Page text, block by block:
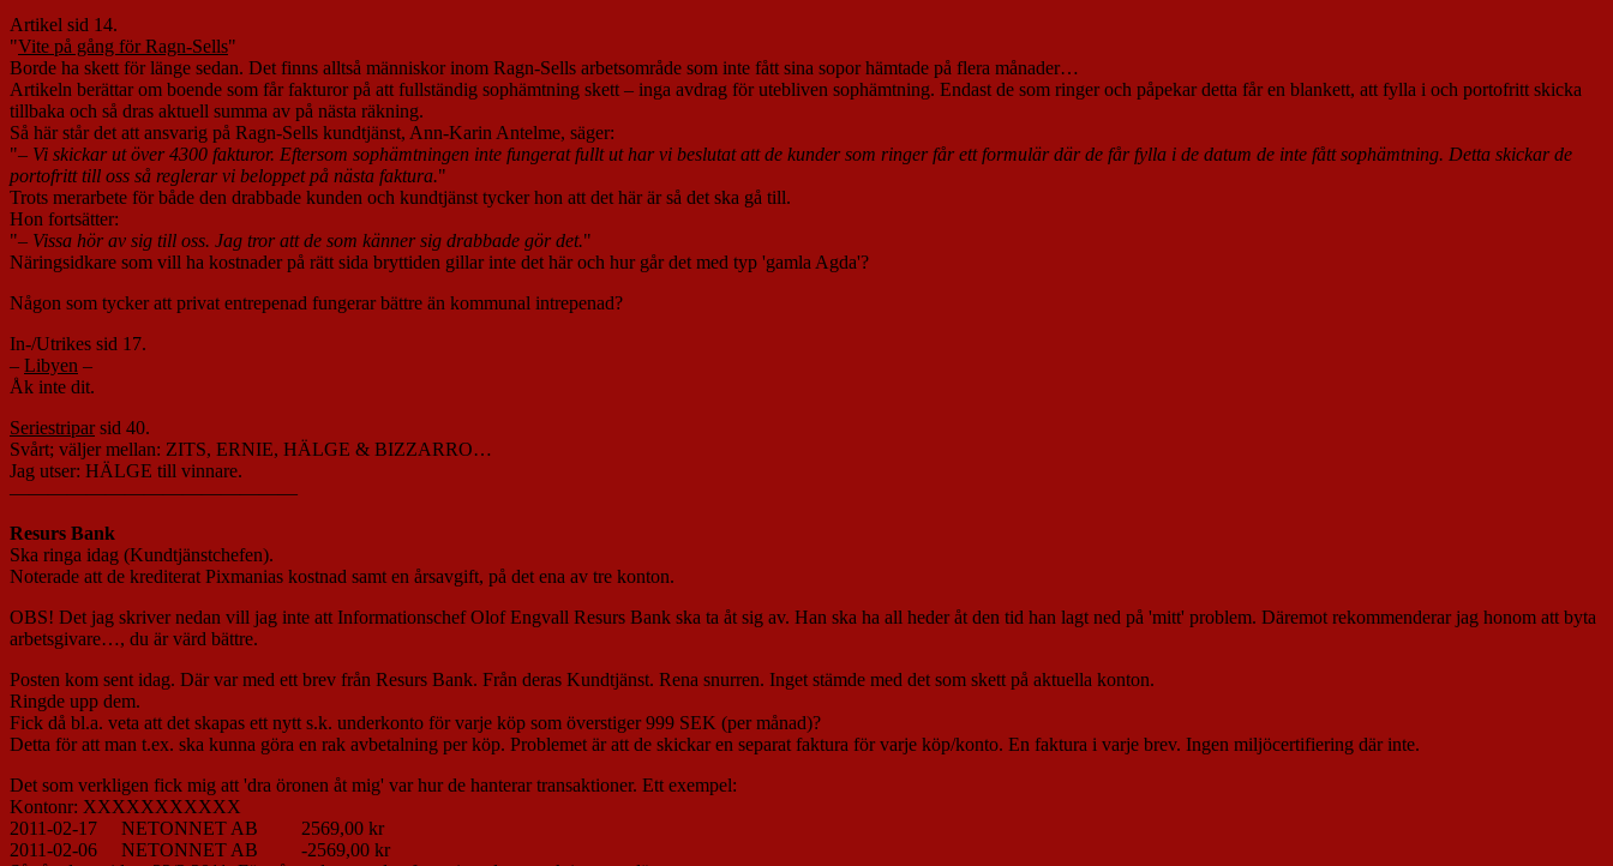
Artikel sid 14.
"Vite på gång för Ragn-Sells"
Borde ha skett för länge sedan. Det finns alltså människor inom Ragn-Sells arbetsområde som inte fått sina sopor hämtade på flera månader…
Artikeln berättar om boende som får fakturor på att fullständig sophämtning skett – inga avdrag för utebliven sophämtning. Endast de som ringer och påpekar detta får en blankett, att fylla i och portofritt skicka
tillbaka och så dras aktuell summa av på nästa räkning.
Så här står det att ansvarig på Ragn-Sells kundtjänst, Ann-Karin Antelme, säger:
"– Vi skickar ut över 4300 fakturor. Eftersom sophämtningen inte fungerat fullt ut har vi beslutat att de kunder som ringer får ett formulär där de får fylla i de datum de inte fått sophämtning. Detta skickar de
portofritt till oss så reglerar vi beloppet på nästa faktura."
Trots merarbete för både den drabbade kunden och kundtjänst tycker hon att det här är så det ska gå till.
Hon fortsätter:
"– Vissa hör av sig till oss. Jag tror att de som känner sig drabbade gör det."
Näringsidkare som vill ha kostnader på rätt sida bryttiden gillar inte det här och hur går det med typ 'gamla Agda'?
Någon som tycker att privat entrepenad fungerar bättre än kommunal intrepenad?
In-/Utrikes sid 17.
– Libyen –
Åk inte dit.
Seriestriparsid 40.
Svårt; väljer mellan: ZITS, ERNIE, HÄLGE & BIZZARRO…
Jag utser: HÄLGE till vinnare.
———————————————
Resurs Bank
Ska ringa idag (Kundtjänstchefen).
Noterade att de krediterat Pixmanias kostnad samt en årsavgift, på det ena av tre konton.
OBS! Det jag skriver nedan vill jag inte att Informationschef Olof Engvall Resurs Bank ska ta åt sig av. Han ska ha all heder åt den tid han lagt ned på 'mitt' problem. Däremot rekommenderar jag honom att byta
arbetsgivare…, du är värd bättre.
Posten kom sent idag. Där var med ett brev från Resurs Bank. Från deras Kundtjänst. Rena snurren. Inget stämde med det som skett på aktuella konton.
Ringde upp dem.
Fick då bl.a. veta att det skapas ett nytt s.k. underkonto för varje köp som överstiger 999 SEK (per månad)?
Detta för att man t.ex. ska kunna göra en rak avbetalning per köp. Problemet är att de skickar en separat faktura för varje köp/konto. En faktura i varje brev. Ingen miljöcertifiering där inte.
Det som verkligen fick mig att 'dra öronen åt mig' var hur de hanterar transaktioner. Ett exempel:
Kontonr: XXXXXXXXXXX
2011-02-17 NETONNET AB 2569,00 kr
2011-02-06 NETONNET AB -2569,00 kr